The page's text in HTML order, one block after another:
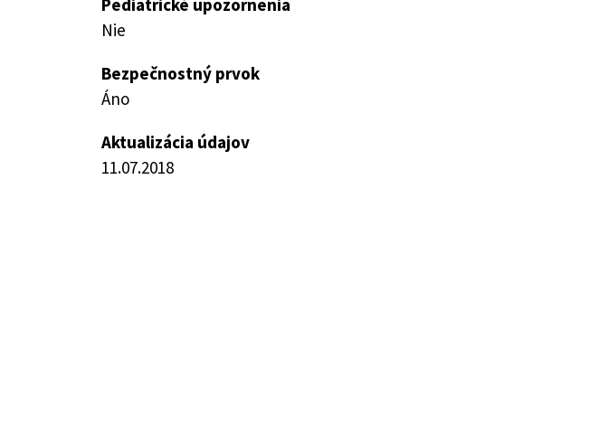
Pediatrické upozornenia
Nie
Bezpečnostný prvok
Áno
Aktualizácia údajov
11.07.2018